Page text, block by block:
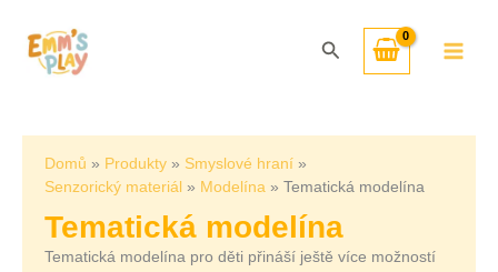
obsah
Hledat
Domů Produkty
Smyslové hraní
Senzorický materiál
Modelína Tematická modelína
Tematická modelína
Tematická modelína pro děti přináší ještě více možností
nejnovějších